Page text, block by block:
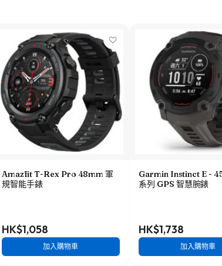
Amazfit T-Rex Pro 48mm 軍
規智能手錶
HK$1,058
加入購物車
Garmin Instinct E -
系列 GPS 智慧腕錶
HK$1,738
加入購物車